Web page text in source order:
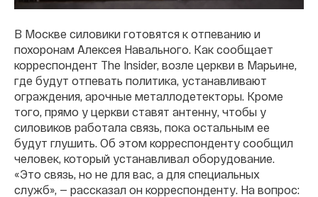
В Москве силовики готовятся к отпеванию и
похоронам Алексея Навального. Как сообщает
корреспондент The Insider, возле церкви в Марьине,
где будут отпевать политика, устанавливают
ограждения, арочные металлодетекторы. Кроме
того, прямо у церкви ставят антенну, чтобы у
силовиков работала связь, пока остальным ее
будут глушить. Об этом корреспонденту сообщил
человек, который устанавливал оборудование.
«Это связь, но не для вас, а для специальных
служб», — рассказал он корреспонденту. На вопрос: